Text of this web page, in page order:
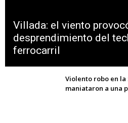
Villada: el viento
desprendimiento del
ferrocarril
Violento robo en
maniataron a una